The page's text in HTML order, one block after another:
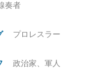
奏者
プロレスラー
政治家、軍人